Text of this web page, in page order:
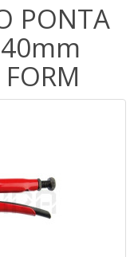
PONTA